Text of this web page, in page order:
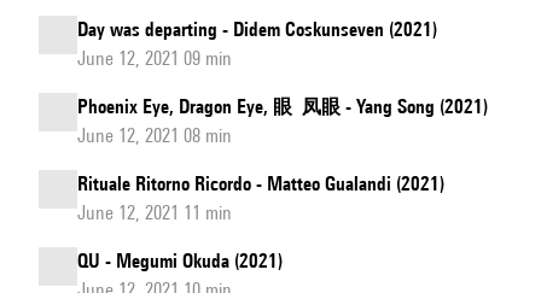
Day was departing - Didem Coskunseven (2021)
June 12, 2021 09 min
Phoenix Eye, Dragon Eye, 眼 凤眼 - Yang Song (2021)
June 12, 2021 08 min
Rituale Ritorno Ricordo - Matteo Gualandi (2021)
June 12, 2021 11 min
QU - Megumi Okuda (2021)